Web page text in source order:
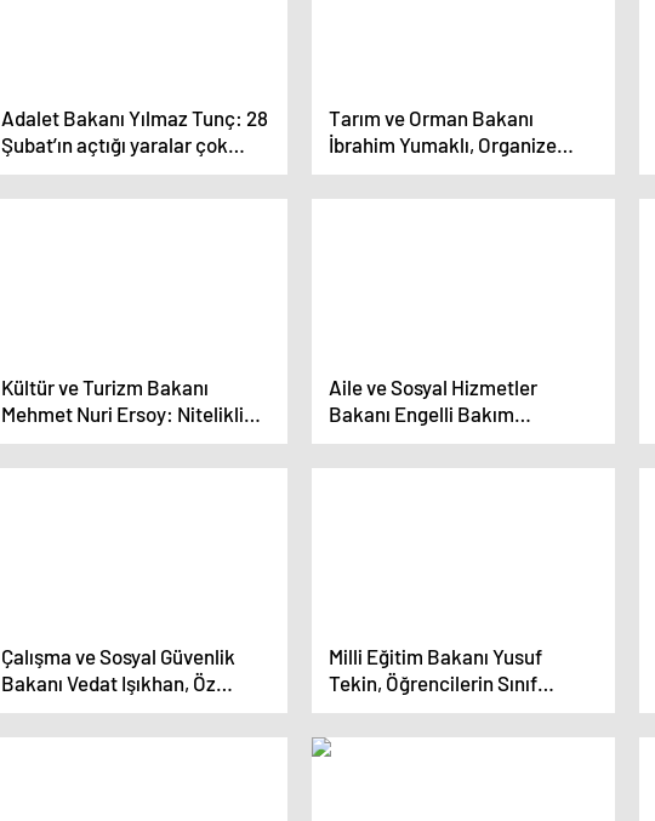
Adalet Bakanı Yılmaz Tunç: 28
Şubat’ın açtığı yaralar çok
derin
Tarım ve Orman Bakanı
İbrahim Yumaklı, Organize
Tarım Bölgelerinin Sayısını
Artırmayı Hedefliyor
Kültür ve Turizm Bakanı
Mehmet Nuri Ersoy: Nitelikli
personel için sektörün 12 aya
yayılması gerekiyor
Aile ve Sosyal Hizmetler
Bakanı Engelli Bakım
Merkezlerini Açıkladı
Çalışma ve Sosyal Güvenlik
Bakanı Vedat Işıkhan, Öz
Sağlık-İş Sendikası’nın yeni
hizmet binasının açılış
Milli Eğitim Bakanı Yusuf
Tekin, Öğrencilerin Sınıf
Tekrarı ve Devamsızlık Affıyla
İlgili Kararlarında Taviz
Vermeyecek